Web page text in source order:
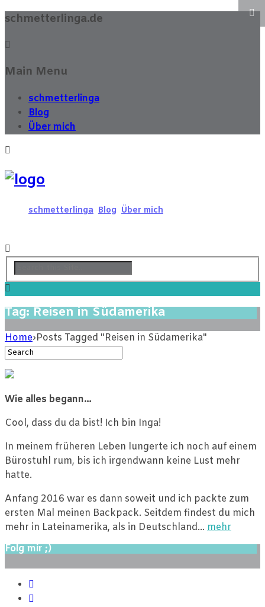
schmetterlinga.de
Main Menu
schmetterlinga
Blog
Über mich
schmetterlinga Blog Über mich
Tag: Reisen in Südamerika
Home›Posts Tagged "Reisen in Südamerika"
Wie alles begann…
Cool, dass du da bist! Ich bin Inga!
In meinem früheren Leben lungerte ich noch auf einem
Bürostuhl rum, bis ich irgendwann keine Lust mehr
hatte.
Anfang 2016 war es dann soweit und ich packte zum
ersten Mal meinen Backpack. Seitdem findest du mich
mehr in Lateinamerika, als in Deutschland… mehr
Folg mir ;)